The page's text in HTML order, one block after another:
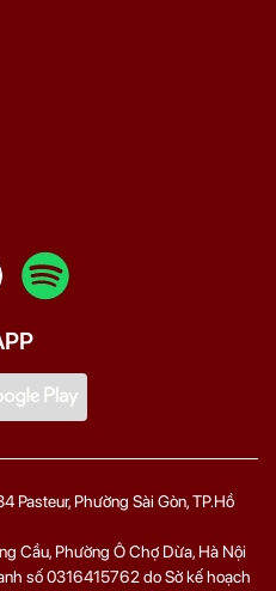
Pasteur, Phường Sài Gòn, TP.Hồ
Cầu, Phường Ô Chợ Dừa, Hà Nội
số 0316415762 do Sở kế hoạch